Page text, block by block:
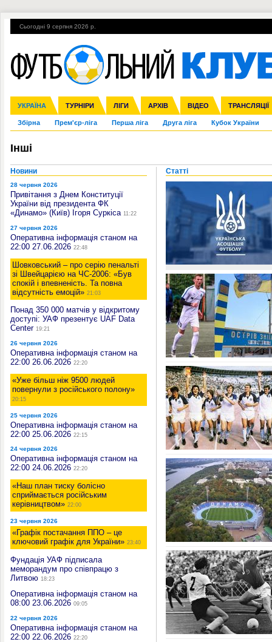
Сьогодні 9 серпня 2026 р.
УКРАЇНА ТУРНІРИ ЛІГИ АРХІВ ВІДЕО ТРАНСЛЯЦІЇ
Збірна Прем'єр-ліга Перша ліга Друга ліга Кубок України
Ліга чемпіонів Ліга Європи Міжнародні Ліга націй Ліга
Англія Іспанія Італія Німеччина Франція Інші
ЧС-2014 ЄВРО-2016 Росія Кубок конфедерацій ЧЄ-2015 (U-
Гарячі теми УПЛ, 2-й тур ВІЙНА УПЛ-ПЕРЕХОДИ
Інші
Новини
28 червня 2026
Привітання з Днем Конституції
України від президента ФК
«Динамо» (Київ) Ігоря Суркіса 11:22
27 червня 2026
Оперативна інформація станом на
22:00 27.06.2026 22:48
Шовковський – про серію пенальті
зі Швейцарією на ЧС-2006: «Був
спокій і впевненість. Та повна
відсутність емоцій» 21:03
Понад 350 000 матчів у відкритому
доступі: УАФ презентує UAF Data
Center 19:21
26 червня 2026
Оперативна інформація станом на
22:00 26.06.2026 22:20
«Уже більш ніж 9500 людей
повернули з російського полону»
20:15
25 червня 2026
Оперативна інформація станом на
22:00 25.06.2026 22:15
24 червня 2026
Оперативна інформація станом на
22:00 24.06.2026 22:20
«Наш план тиску болісно
сприймається російським
керівництвом» 22:00
23 червня 2026
«Графік постачання ППО – це
ключовий графік для України» 23:40
Фундація УАФ підписала
меморандум про співпрацю з
Литвою 18:23
Оперативна інформація станом на
08:00 23.06.2026 09:05
22 червня 2026
Оперативна інформація станом на
22:00 22.06.2026 22:20
Статті